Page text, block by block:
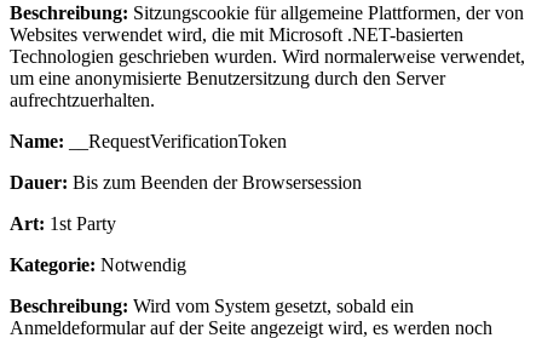
Beschreibung: Sitzungscookie für allgemeine Plattformen, der von
Websites verwendet wird, die mit Microsoft .NET-basierten
Technologien geschrieben wurden. Wird normalerweise verwendet,
um eine anonymisierte Benutzersitzung durch den Server
aufrechtzuerhalten.
Name: __RequestVerificationToken
Dauer: Bis zum Beenden der Browsersession
Art: 1st Party
Kategorie: Notwendig
Beschreibung: Wird vom System gesetzt, sobald ein
Anmeldeformular auf der Seite angezeigt wird, es werden noch